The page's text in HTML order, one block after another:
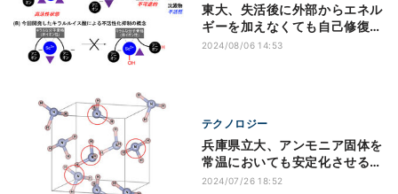
東大、失活後に外部からエネル
ギーを加えなくても自己修復す
る触媒を開発
2024/08/06 14:53
テクノロジー
兵庫県立大、アンモニア固体を
常温においても安定化させるこ
とに成功
2024/07/26 18:52